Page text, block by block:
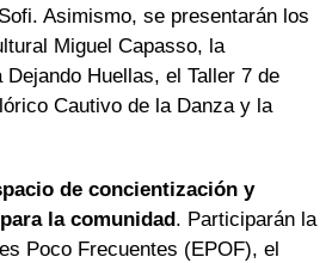
Asimismo, se presentarán los
Miguel Capasso, la
Huellas, el Taller 7 de
Cautivo de la Danza y la
de concientización y
la comunidad. Participarán la
Poco Frecuentes (EPOF), el